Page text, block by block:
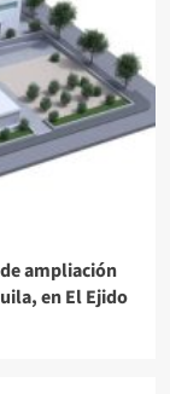
ampliación
en El Ejido